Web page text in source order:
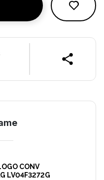
CONV
LV04F3272G